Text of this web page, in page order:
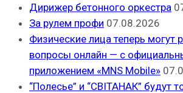
Дирижер бетонного оркестра
За рулем профи 07.08.2026
Физические лица теперь могут
вопросы онлайн — с
приложением «MNS Mobile»
“Полесье” и “СВІТАНАК” будут